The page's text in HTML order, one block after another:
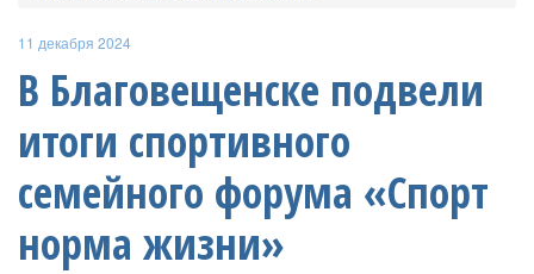
11 декабря 2024
В Благовещенске подвели
итоги спортивного
семейного форума «Спорт
норма жизни»